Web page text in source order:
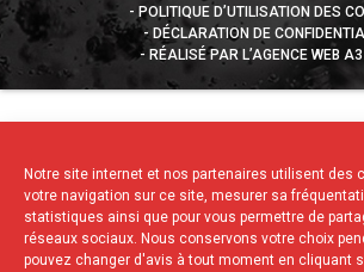
Notre site internet et nos partenaires utilisent des
votre navigation sur ce site, mesurer sa
statistiques ainsi que pour vous permettre de
réseaux sociaux. Nous conservons votre choix
pouvez changer d'avis à tout moment en cliquant
POLITIQUE D’UTILISATION DES
DÉCLARATION DE
RÉALISÉ PAR L’AGENCE WEB A3